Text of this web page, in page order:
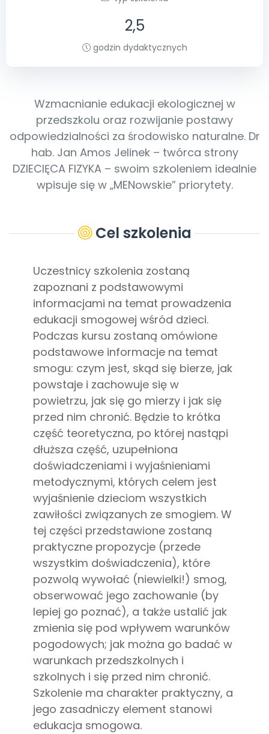
Archiwalne numery
2,5
godzin dydaktycznych
Wzmacnianie edukacji ekologicznej w
przedszkolu oraz rozwijanie postawy
odpowiedzialności za środowisko naturalne. Dr
hab. Jan Amos Jelinek – twórca strony
DZIECIĘCA FIZYKA – swoim szkoleniem idealnie
wpisuje się w „MENowskie” priorytety.
Cel szkolenia
Uczestnicy szkolenia zostaną
zapoznani z podstawowymi
informacjami na temat prowadzenia
edukacji smogowej wśród dzieci.
Podczas kursu zostaną omówione
podstawowe informacje na temat
smogu: czym jest, skąd się bierze, jak
powstaje i zachowuje się w
powietrzu, jak się go mierzy i jak się
przed nim chronić. Będzie to krótka
część teoretyczna, po której nastąpi
dłuższa część, uzupełniona
doświadczeniami i wyjaśnieniami
metodycznymi, których celem jest
wyjaśnienie dzieciom wszystkich
zawiłości związanych ze smogiem. W
tej części przedstawione zostaną
praktyczne propozycje (przede
wszystkim doświadczenia), które
pozwolą wywołać (niewielki!) smog,
obserwować jego zachowanie (by
lepiej go poznać), a także ustalić jak
zmienia się pod wpływem warunków
pogodowych; jak można go badać w
warunkach przedszkolnych i
szkolnych i się przed nim chronić.
Szkolenie ma charakter praktyczny, a
jego zasadniczy element stanowi
edukacja smogowa.